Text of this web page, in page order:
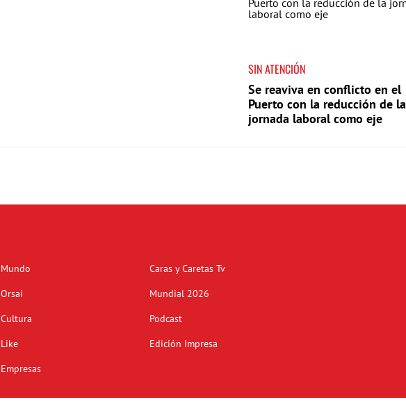
SIN ATENCIÓN
Se reaviva en conflicto en el
Puerto con la reducción de la
jornada laboral como eje
Mundo
Orsai
Cultura
Like
Empresas
Caras y Caretas Tv
Mundial 2026
Podcast
Edición Impresa